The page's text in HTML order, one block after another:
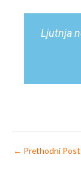
Ljutnja
← Prethodni Post